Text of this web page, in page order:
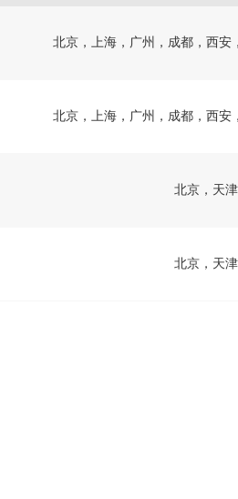
北京，上海，广州，成都，西安
北京，上海，广州，成都，西安
北京，天津
北京，天津